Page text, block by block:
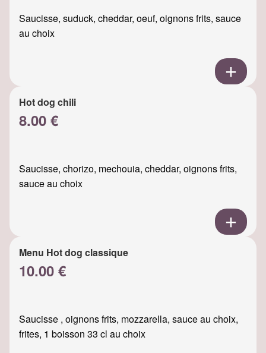
Saucisse, suduck, cheddar, oeuf, oignons frits, sauce
au choix
Hot dog chili
8.00 €
Saucisse, chorizo, mechouia, cheddar, oignons frits,
sauce au choix
Menu Hot dog classique
10.00 €
Saucisse , oignons frits, mozzarella, sauce au choix,
frites, 1 boisson 33 cl au choix